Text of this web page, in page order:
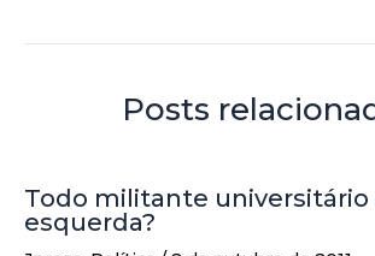
Posts
Todo militante universitário
esquerda?